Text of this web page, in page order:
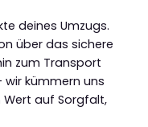
deines Umzugs.
über das sichere
zum Transport
wir kümmern uns
Wert auf Sorgfalt,